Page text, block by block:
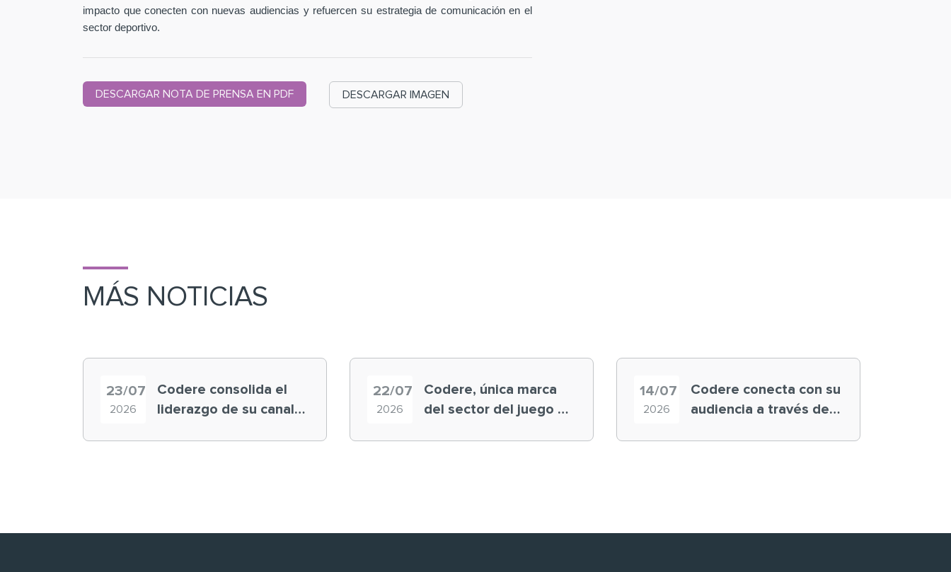
impacto que conecten con nuevas audiencias y refuercen su estrategia de comunicación en el
sector deportivo.
DESCARGAR NOTA DE PRENSA EN PDF DESCARGAR IMAGEN
MÁS NOTICIAS
23/07
2026
Codere consolida el
liderazgo de su canal
22/07
2026
Codere, única marca
del sector del juego en
14/07
2026
Codere conecta con su
audiencia a través de